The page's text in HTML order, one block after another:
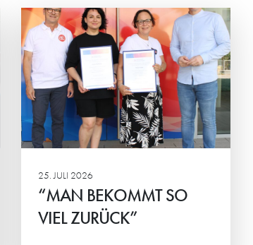
25. JULI 2026
“MAN BEKOMMT SO
VIEL ZURÜCK”